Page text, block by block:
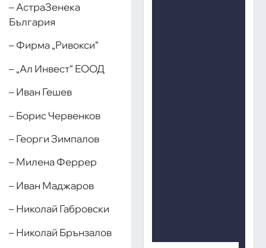
– АстраЗенека
България
– Фирма „Ривокси“
– „Ал Инвест“ ЕООД
– Иван Гешев
– Борис Червенков
– Георги Зимпалов
– Милена Феррер
– Иван Маджаров
– Николай Габровски
– Николай Брънзалов